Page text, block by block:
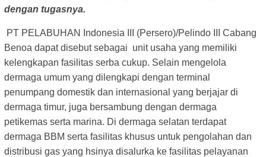
dengan tugasnya.
PT PELABUHAN Indonesia III (Persero)/Pelindo III Cabang
Benoa dapat disebut sebagai unit usaha yang memiliki
kelengkapan fasilitas serba cukup. Selain mengelola
dermaga umum yang dilengkapi dengan terminal
penumpang domestik dan internasional yang berjajar di
dermaga timur, juga bersambung dengan dermaga
petikemas serta marina. Di dermaga selatan terdapat
dermaga BBM serta fasilitas khusus untuk pengolahan dan
distribusi gas yang hsinya disalurka ke fasilitas pelayanan